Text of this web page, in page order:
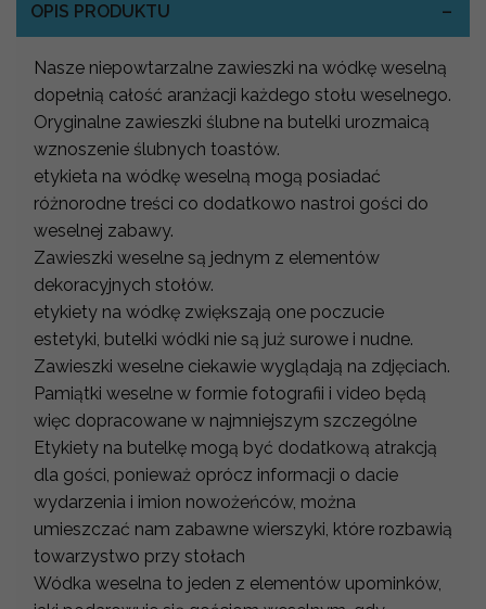
OPIS PRODUKTU
Nasze niepowtarzalne zawieszki na wódkę weselną
dopełnią całość aranżacji każdego stołu weselnego.
Oryginalne zawieszki ślubne na butelki urozmaicą
wznoszenie ślubnych toastów.
etykieta na wódkę weselną mogą posiadać
różnorodne treści co dodatkowo nastroi gości do
weselnej zabawy.
Zawieszki weselne są jednym z elementów
dekoracyjnych stołów.
etykiety na wódkę zwiększają one poczucie
estetyki, butelki wódki nie są już surowe i nudne.
Zawieszki weselne ciekawie wyglądają na zdjęciach.
Pamiątki weselne w formie fotografii i video będą
więc dopracowane w najmniejszym szczególne
Etykiety na butelkę mogą być dodatkową atrakcją
dla gości, ponieważ oprócz informacji o dacie
wydarzenia i imion nowożeńców, można
umieszczać nam zabawne wierszyki, które rozbawią
towarzystwo przy stołach
Wódka weselna to jeden z elementów upominków,